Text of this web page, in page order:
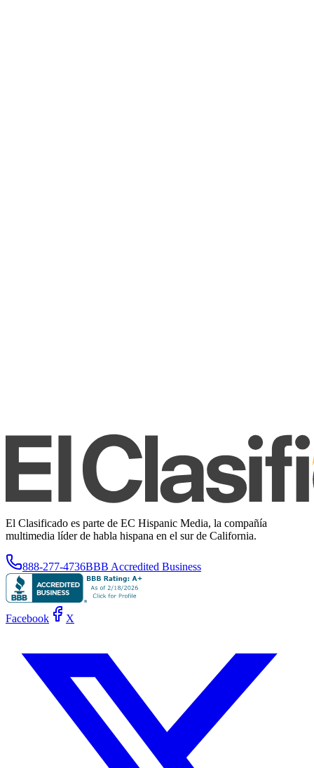
El Clasificado es parte de EC Hispanic Media, la compañía
multimedia líder de habla hispana en el sur de California.
888-277-4736BBB Accredited Business
Facebook X